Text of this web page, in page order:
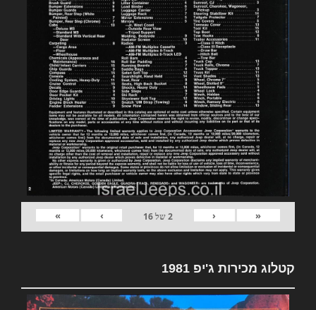
«
‹
2של16
›
»
קטלוג מכירות ג'יפ 1981